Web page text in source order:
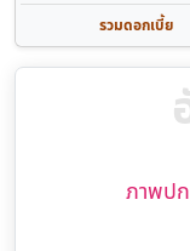
รวมดอกเบี้ย
ภาพปก